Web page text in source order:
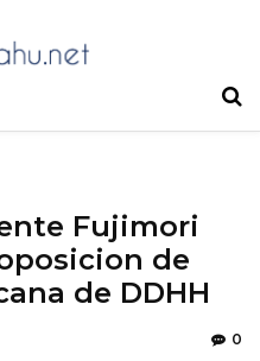
Fujimori
de
de DDHH
0